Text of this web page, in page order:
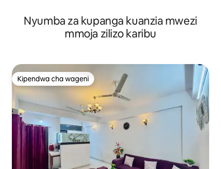
Nyumba za kupanga kuanzia mwezi
mmoja zilizo karibu
Kipendwa cha wageni
Kipendwa cha wageni